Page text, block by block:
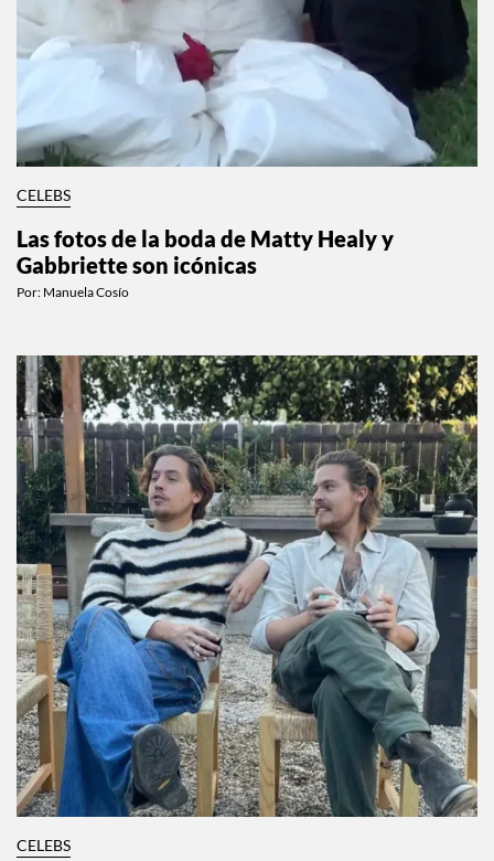
CELEBS
Las fotos de la boda de Matty Healy y
Gabbriette son icónicas
Por: Manuela Cosío
CELEBS